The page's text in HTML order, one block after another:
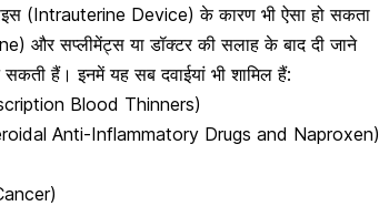
(Intrauterine Device) के कारण भी ऐसा हो सकता
सप्लीमेंट्स या डॉक्टर की सलाह के बाद दी जाने
हैं। इनमें यह सब दवाईयां भी शामिल हैं:
Blood Thinners)
Anti-Inflammatory Drugs and Naproxen)